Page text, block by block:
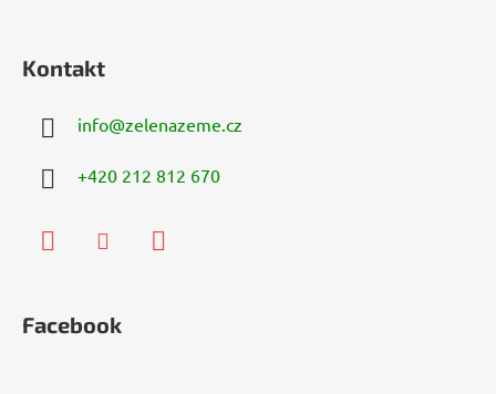
Kontakt
info@zelenazeme.cz
+420 212 812 670
Facebook